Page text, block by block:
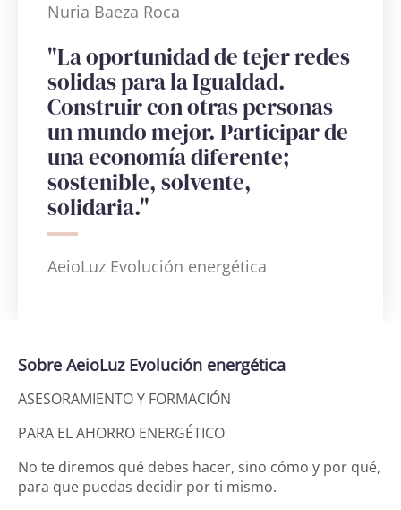
Nuria Baeza Roca
"La oportunidad de tejer redes
solidas para la Igualdad.
Construir con otras personas
un mundo mejor. Participar de
una economía diferente;
sostenible, solvente,
solidaria."
AeioLuz Evolución energética
Sobre AeioLuz Evolución energética
ASESORAMIENTO Y FORMACIÓN
PARA EL AHORRO ENERGÉTICO
No te diremos qué debes hacer, sino cómo y por qué,
para que puedas decidir por ti mismo.